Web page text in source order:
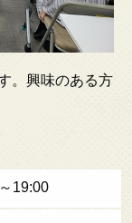
。興味のある方
19:00